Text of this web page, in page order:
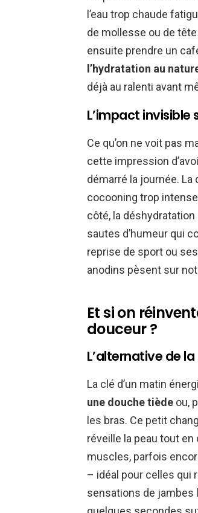
l’eau trop chaude
de mollesse ou de
ensuite prendre un
l’hydratation au
déjà au ralenti avant
L’impact invisible
Ce qu’on ne voit pas
cette impression
démarré la journée.
cocooning trop
côté, la
sautes d’humeur qui
reprise de sport ou
anodins pèsent sur
Et si on
douceur ?
L’alternative de
La clé d’un matin
une douche tiède ou,
les bras. Ce petit
réveille la peau tout en
muscles, parfois
– idéal pour celles qui
sensations de jambes